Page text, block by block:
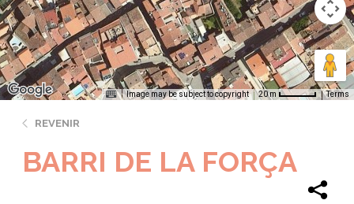
Image may be subject to copyright 20 m Terms
REVENIR
BARRI DE LA FORÇA